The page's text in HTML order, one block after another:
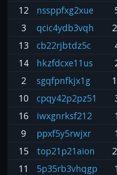
12 nssppfxg2xue
3 qcic4ydb3vqh
13 cb22rjbtdz5c
14 hkzfdcxe11us
2 sgqfpnfkjx1g
10 cpqy42p2pz51
16 iwxgnrksf212
9 ppxf5y5rwjxr
15 top21p21aion
11 5p35rb3vhqgp